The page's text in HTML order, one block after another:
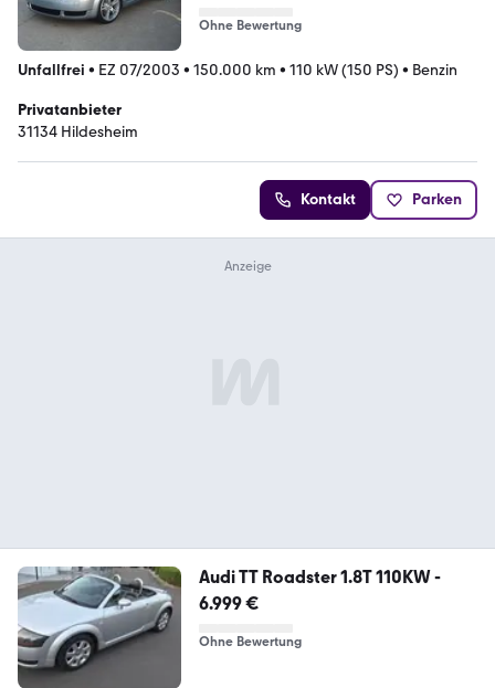
Ohne Bewertung
Unfallfrei • EZ 07/2003 • 150.000 km • 110 kW (150 PS) • Benzin
Privatanbieter
31134 Hildesheim
Kontakt Parken
Audi TT Roadster 1.8T 110KW -
6.999 €
Ohne Bewertung